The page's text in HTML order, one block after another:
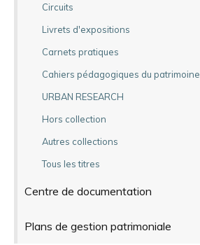
Circuits
Livrets d'expositions
Carnets pratiques
Cahiers pédagogiques du patrimoine
URBAN RESEARCH
Hors collection
Autres collections
Tous les titres
Centre de documentation
Plans de gestion patrimoniale